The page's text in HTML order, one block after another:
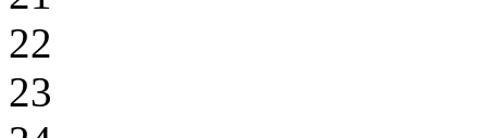
22
23